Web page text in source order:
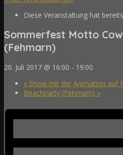
Diese Veranstaltung hat
Sommerfest Motto
(Fehmarn)
20. Juli 2017 @ 16:00 - 19:00
« Show mit der Animation auf
Beachparty (Fehmarn) »